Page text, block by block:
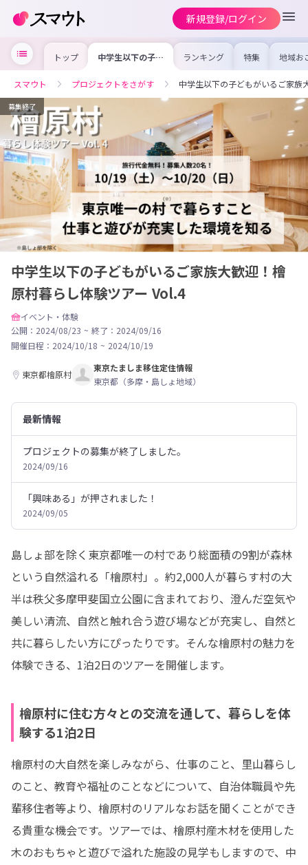
新規登録/ログイン
トップ 中学生以下の子ど
もがいるご家族大
し体験ツアー
Vol.4
ランキング 特集 地域お
の求
を集め
事内容
を比較
合った
けよう
スマウト プロジェクトをさがす 中学生以下の子どもがいるご家族
募集終了
中学生以下の子どもがいるご家族大歓迎！檜
原村暮らし体験ツアー Vol.4
イベント・体験
公開：2024/08/23 ~ 終了：2024/09/16
開催日程： 2024/10/18 ~ 2024/10/19
東京都檜原村
東京たましま移住定住情報
東京都（多摩・島しょ地域）
最新情報
プロジェクトの募集が終了しました。
2024/09/16
「興味ある」が押されました！
2024/09/05
島しょ部を除く東京都唯一の村であり総面積の9割が森林
という自然溢れる「檜原村」。約2,000人が暮らす村の大
半は秩父多摩甲斐国立公園に含まれており、澄んだ空気や
美しい清流、自然と触れ合う遊び場などが充実し、自然と
共に暮らしたい方にぴったりです。そんな檜原村の魅力を
体験できる、1泊2日のツアーを開催します。
檜原村に住む方々との交流を通して、暮らしを体
験する1泊2日
檜原村の大自然を楽しみながら、仕事のこと、里山暮らし
のこと、教育や福祉のことなどについて、自治体職員や先
輩移住者等より、檜原村のリアルなお話を聞くことができ
る貴重な機会です。ツアーでは、檜原村産木材を使用した
木のおもちゃと遊びで溢れた施設の見学もしますので、中